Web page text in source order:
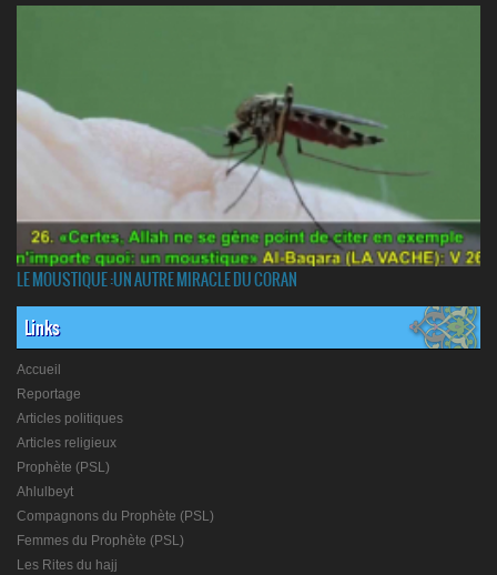
LE MOUSTIQUE :UN AUTRE MIRACLE DU CORAN
Links
Accueil
Reportage
Articles politiques
Articles religieux
Prophète (PSL)
Ahlulbeyt
Compagnons du Prophète (PSL)
Femmes du Prophète (PSL)
Les Rites du hajj